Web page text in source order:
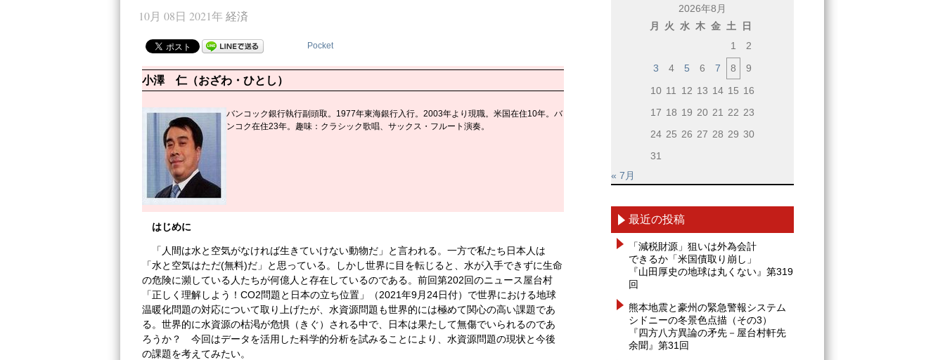
10月 08日 2021年 経済
Pocket
小澤 仁（おざわ・ひとし）
バンコック銀行執行副頭取。1977年東海銀行入行。2003年より現職。米国在住10年。バ
ンコク在住23年。趣味：クラシック歌唱、サックス・フルート演奏。
はじめに
「人間は水と空気がなければ生きていけない動物だ」と言われる。一方で私たち日本人は
「水と空気はただ(無料)だ」と思っている。しかし世界に目を転じると、水が入手できずに生命
の危険に瀕している人たちが何億人と存在しているのである。前回第202回のニュース屋台村
「正しく理解しよう！CO2問題と日本の立ち位置」（2021年9月24日付）で世界における地球
温暖化問題の対応について取り上げたが、水資源問題も世界的には極めて関心の高い課題であ
る。世界的に水資源の枯渇が危惧（きぐ）される中で、日本は果たして無傷でいられるのであ
ろうか？ 今回はデータを活用した科学的分析を試みることにより、水資源問題の現状と今後
の課題を考えてみたい。
2026年8月
月
火 水 木 金 土
日
1
2
3
4 5 6 7 8
9
10 11 12 13 14 15 16
17 18 19 20 21 22 23
24 25 26 27 28 29 30
31
« 7月
最近の投稿
「減税財源」狙いは外為会計
できるか「米国債取り崩し」
『山田厚史の地球は丸くない』第319
回
熊本地震と豪州の緊急警報システム
シドニーの冬景色点描（その3）
『四方八方異論の矛先－屋台村軒先
余聞』第31回